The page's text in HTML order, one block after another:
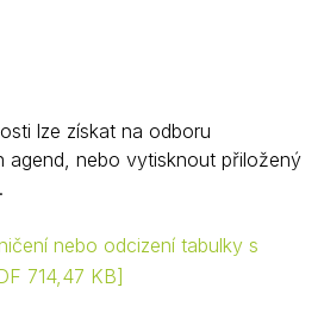
lze získat na odboru
agend, nebo vytisknout přiložený
nebo odcizení tabulky s
714,47 KB